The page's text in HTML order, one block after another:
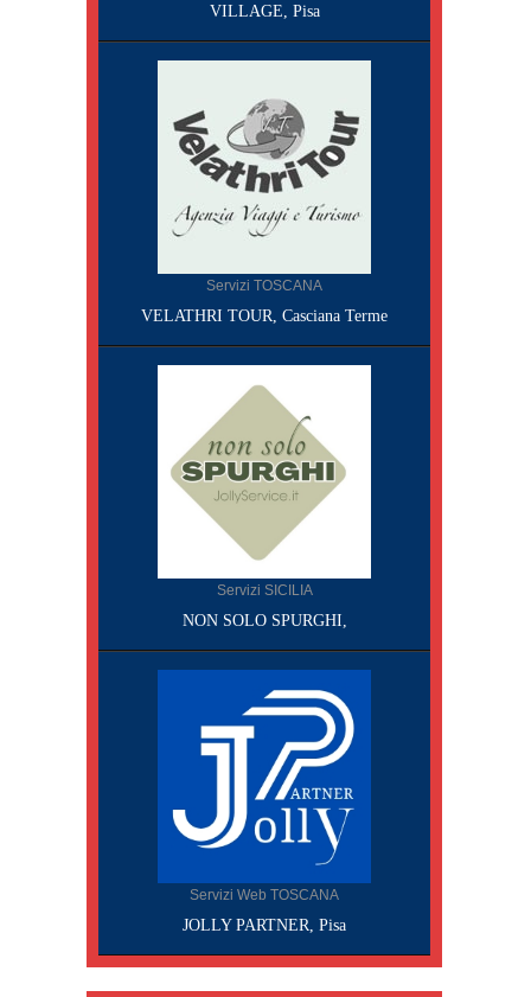
VILLAGE, Pisa
Servizi TOSCANA
VELATHRI TOUR, Casciana Terme
Servizi SICILIA
NON SOLO SPURGHI,
Servizi Web TOSCANA
JOLLY PARTNER, Pisa